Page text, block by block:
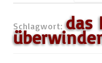
Schlagwort:das